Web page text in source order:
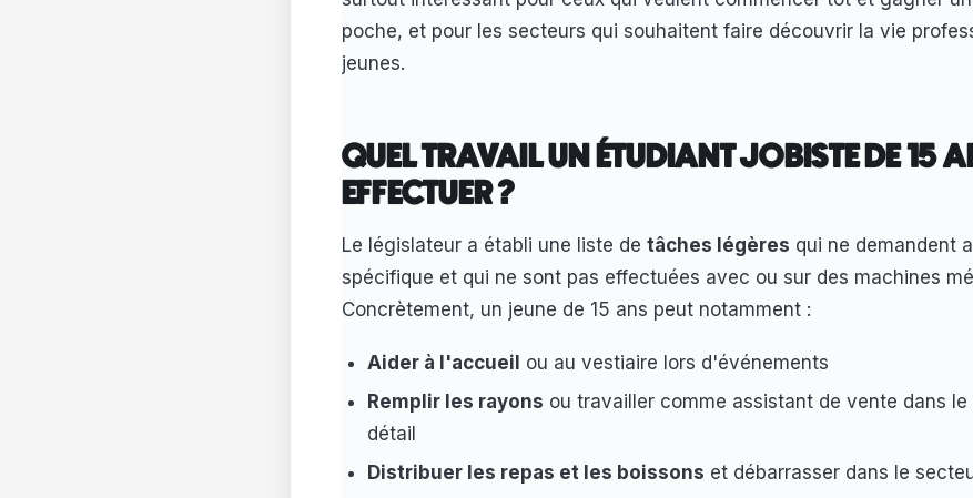
poche, et pour les secteurs qui souhaitent faire découvrir la vie
jeunes.
QUEL TRAVAIL UN ÉTUDIANT JOBISTE DE 15
EFFECTUER ?
Le législateur a établi une liste de tâches légères qui ne demandent
spécifique et qui ne sont pas effectuées avec ou sur des machines
Concrètement, un jeune de 15 ans peut notamment :
Aider à l'accueil ou au vestiaire lors d'événements
Remplir les rayons ou travailler comme assistant de vente dans
détail
Distribuer les repas et les boissons et débarrasser dans le